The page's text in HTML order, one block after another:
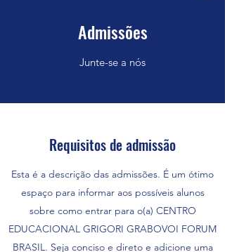
Admissões
Junte-se a nós
Requisitos de admissão
Esta é a descrição das admissões. É um ótimo
espaço para informar aos possíveis alunos
sobre como entrar para o(a) CENTRO
EDUCACIONAL GRIGORI GRABOVOI FORUM
BRASIL. Seja conciso e direto e adicione uma